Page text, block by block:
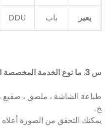
يعبر باب DDU
س 3. ما نوع الخدمة المخصصة التي تقدمها؟
طباعة الشاشة ، ملصق ،
خ.
يمكنك التحقق من الصورة